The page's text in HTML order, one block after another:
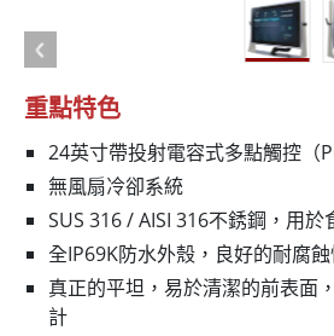
重點特色
24英寸帶投射電容式多點觸控（
無風扇冷卻系統
SUS 316 / AISI 316不銹鋼，用於
全IP69K防水外殼，良好的耐腐蝕
真正的平坦，易於清潔的前表面
計